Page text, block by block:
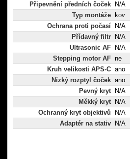
Připevnění předních čoček
N/A
Typ montáže
kov
Ochrana proti počasí
N/A
Přídavný filtr
N/A
Ultrasonic AF
N/A
Stepping motor AF ne
Kruh velikosti APS-C ano
Nízký rozptyl čoček ano
Pevný kryt
N/A
Měkký kryt
N/A
Ochranný kryt objektivů
N/A
Adaptér na stativ
N/A